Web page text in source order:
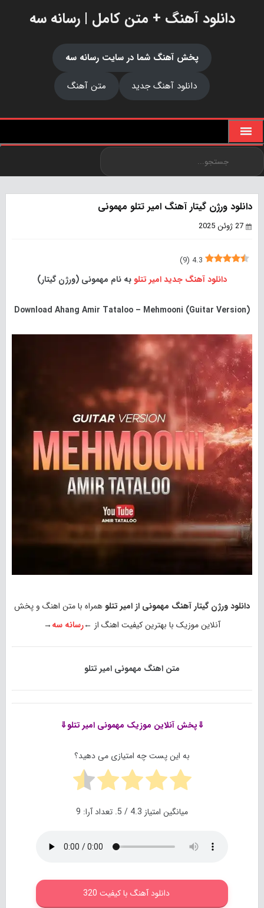
دانلود آهنگ + متن کامل | رسانه سه
پخش آهنگ شما در سایت رسانه سه
دانلود آهنگ جدید
متن آهنگ
دانلود ورژن گیتار آهنگ امیر تتلو مهمونی
27 ژوئن 2025
4.3
(
9
)
دانلود آهنگ جدیدامیر تتلو به نام مهمونی (ورژن گیتار)
Download Ahang Amir Tataloo – Mehmooni (Guitar Version)
دانلود ورژن گیتار آهنگ مهمونی از امیر تتلو همراه با متن اهنگ و پخش
آنلاین موزیک با بهترین کیفیت اهنگ از ←رسانه سه→
متن اهنگ مهمونی امیر تتلو
⇓پخش آنلاین موزیک مهمونی امیر تتلو⇓
به این پست چه امتیازی می دهید؟
میانگین امتیاز 4.3 / 5. تعداد آرا: 9
دانلود آهنگ با کیفیت 320